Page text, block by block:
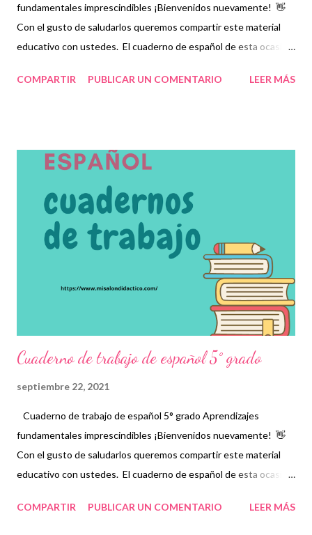
fundamentales imprescindibles ¡Bienvenidos nuevamente! 👋
Con el gusto de saludarlos queremos compartir este material
educativo con ustedes. El cuaderno de español de esta ocasión
los niños deberán adquirir, de acuerdo a su nivel, para consolidar
mediante desafíos y actividades que, en su momento, deberán
resolver y que les servirá como práctica para asuntos de la vida
cotidiana. Esperamos que este material sea de gran ayuda y
agradecemos a los autores recordando que nosotros
únicamente lo compartimos con fines informativos y educativos.
👏 Descarga material a continuación 👇 Cuaderno de trabajo de
español 4° grado ¡Gracias por tu visita! 😉 No ol...
COMPARTIR PUBLICAR UN COMENTARIO LEER MÁS
Cuaderno de trabajo de español 5° grado
septiembre 22, 2021
Cuaderno de trabajo de español 5° grado Aprendizajes
fundamentales imprescindibles ¡Bienvenidos nuevamente! 👋
Con el gusto de saludarlos queremos compartir este material
educativo con ustedes. El cuaderno de español de esta ocasión
los niños deberán adquirir, de acuerdo a su nivel, para consolidar
COMPARTIR PUBLICAR UN COMENTARIO LEER MÁS